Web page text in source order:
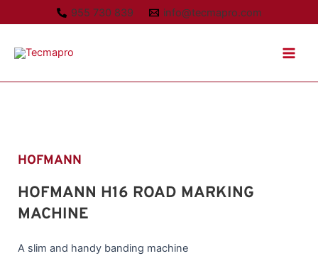
al
955 730 839 info@tecmapro.com
HOFMANN
HOFMANN H16 ROAD MARKING
MACHINE
A slim and handy banding machine